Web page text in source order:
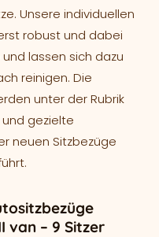
Unsere individuellen
robust und dabei
lassen sich dazu
reinigen. Die
unter der Rubrik
gezielte
neuen Sitzbezüge
van – 9 Sitzer